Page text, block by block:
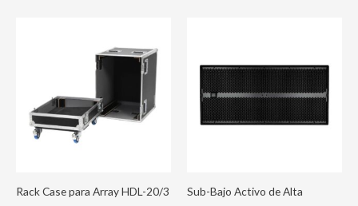
Rack Case para Array HDL-20/3
Sub-Bajo Activo de Alta